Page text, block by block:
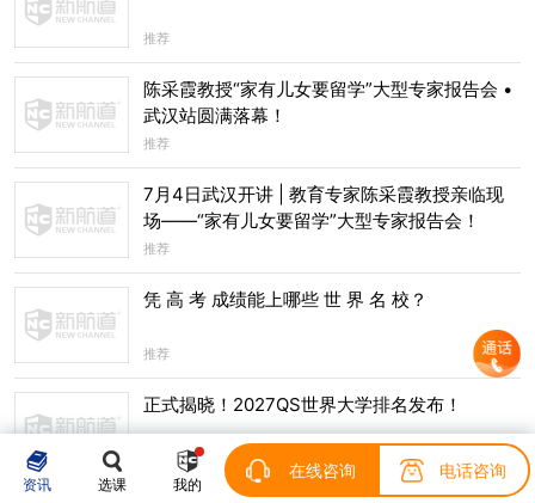
推荐
陈采霞教授“家有儿女要留学”大型专家报告会 •
武汉站圆满落幕！
推荐
7月4日武汉开讲 | 教育专家陈采霞教授亲临现
场——“家有儿女要留学”大型专家报告会！
推荐
凭 高 考 成绩能上哪些 世 界 名 校？
推荐
正式揭晓！2027QS世界大学排名发布！
资讯 选课 我的
在线咨询 电话咨询